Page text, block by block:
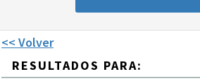
<< Volver
RESULTADOS PARA: